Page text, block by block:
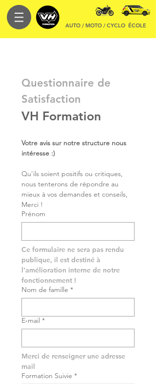
AUTO / MOTO / CYCLO ÉCOLE
Questionnaire de
VH Formation
Votre avis sur notre structure nous
intéresse :)
Qu'ils soient positifs ou critiques,
nous tenterons de répondre au
mieux à vos demandes et conseils,
Merci !
Prénom
Ce formulaire ne sera pas rendu
publique, il est destiné à
l'amélioration interne de notre
fonctionnement !
Nom de famille *
E‑mail *
Merci de renseigner une adresse
mail
Formation Suivie *